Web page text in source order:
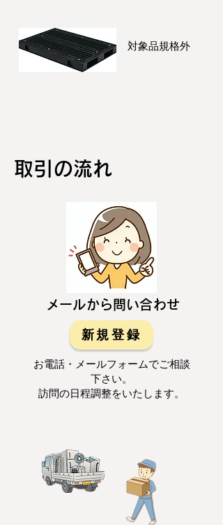
対象品規格外
取引の流れ
メールから問い合わせ
新規登録
お電話・メールフォームでご相談
下さい。
訪問の日程調整をいたします。